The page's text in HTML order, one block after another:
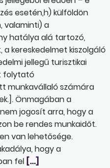
esetén,h) külföldön
valaminti) a
hatálya alá tartozó,
kereskedelmet kiszolgáló
jellegű turisztikai
folytató
munkavállaló számára
Önmagában a
jogosít arra, hogy a
be rendes munkaidőt.
van lehetősége.
hogy a
fel […]